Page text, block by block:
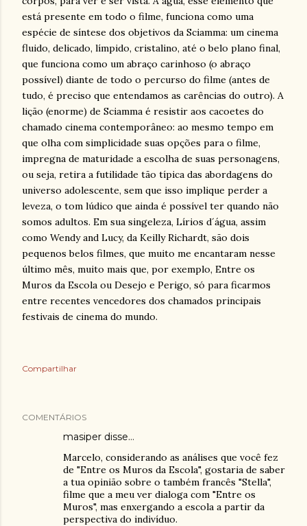
está presente em todo o filme, funciona como uma
espécie de síntese dos objetivos da Sciamma: um cinema
fluido, delicado, límpido, cristalino, até o belo plano final,
que funciona como um abraço carinhoso (o abraço
possível) diante de todo o percurso do filme (antes de
tudo, é preciso que entendamos as carências do outro). A
lição (enorme) de Sciamma é resistir aos cacoetes do
chamado cinema contemporâneo: ao mesmo tempo em
que olha com simplicidade suas opções para o filme,
impregna de maturidade a escolha de suas personagens,
ou seja, retira a futilidade tão típica das abordagens do
universo adolescente, sem que isso implique perder a
leveza, o tom lúdico que ainda é possível ter quando não
somos adultos. Em sua singeleza, Lírios d´água, assim
como Wendy and Lucy, da Keilly Richardt, são dois
pequenos belos filmes, que muito me encantaram nesse
último mês, muito mais que, por exemplo, Entre os
Muros da Escola ou Desejo e Perigo, só para ficarmos
entre recentes vencedores dos chamados principais
festivais de cinema do mundo.
Compartilhar
COMENTÁRIOS
masiper disse…
Marcelo, considerando as análises que você fez
de "Entre os Muros da Escola", gostaria de saber
a tua opinião sobre o também francês "Stella",
filme que a meu ver dialoga com "Entre os
Muros", mas enxergando a escola a partir da
perspectiva do indivíduo.